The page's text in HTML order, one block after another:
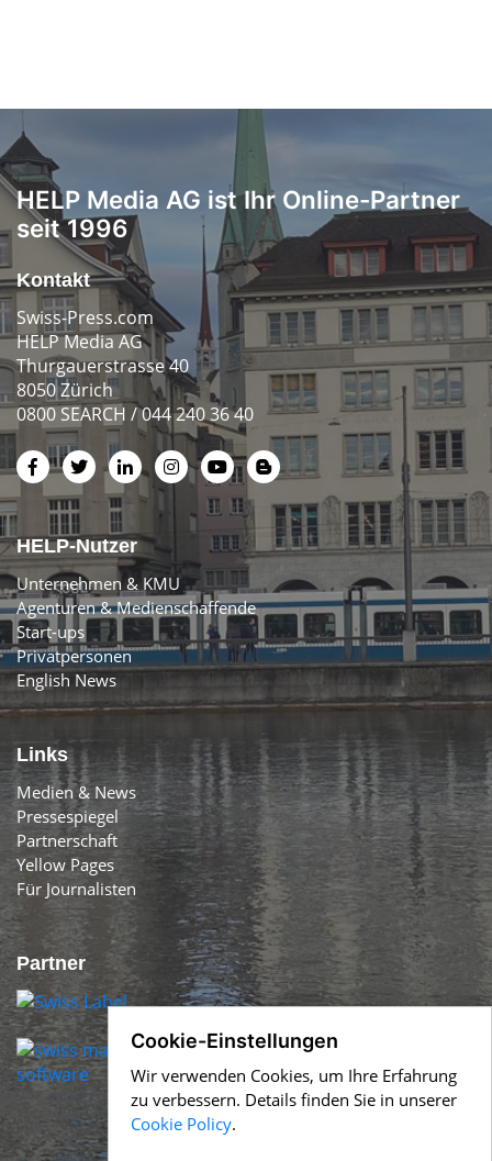
HELP Media AG ist Ihr Online-Partner
seit 1996
Kontakt
Swiss-Press.com
HELP Media AG
Thurgauerstrasse 40
8050 Zürich
0800 SEARCH / 044 240 36 40
HELP-Nutzer
Unternehmen & KMU
Agenturen & Medienschaffende
Start-ups
Privatpersonen
English News
Links
Medien & News
Pressespiegel
Partnerschaft
Yellow Pages
Für Journalisten
Partner
Cookie-Einstellungen
Wir verwenden Cookies, um Ihre Erfahrung
zu verbessern. Details finden Sie in unserer
Cookie Policy.